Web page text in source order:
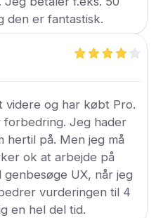
den er fantastisk.
videre og har købt Pro.
Jeg hader
hertil på. Men jeg må
ok at arbejde på
UX, når jeg
vurderingen til 4
en hel del tid.